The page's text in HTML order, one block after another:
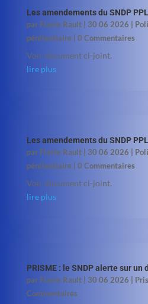
Les amendements du SNDP
par Flavie Rault| 30 06 2026
pénitentiaire| 0 Commentaires
Voir document ci-joint.
lire plus
Les amendements du SNDP
par Flavie Rault| 30 06 2026
pénitentiaire| 0 Commentaires
Voir document ci-joint.
lire plus
PRISME : le SNDP alerte sur
par Flavie Rault| 30 06 2026
Commentaires